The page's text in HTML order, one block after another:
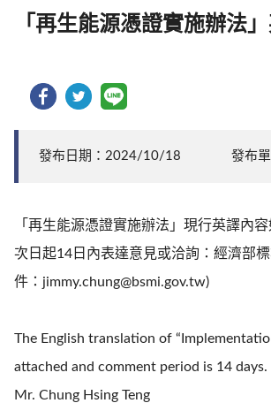
「再生能源憑證實施辦法
發布日期：2024/10/18 發布
「再生能源憑證實施辦法」現行英譯內
次日起14日內表達意見或洽詢：經濟部
件：jimmy.chung@bsmi.gov.tw)
The English translation of
attached and comment period is 14
Mr. Chung Hsing Teng